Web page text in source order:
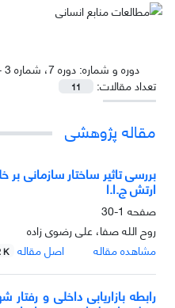
دوره و شماره:دوره 7، شماره 3 - شماره پیاپی 25، پاییز 1396
تعداد مقالات:
11
مقاله پژوهشی
بررسی تاثیر ساختار سازمانی
ارتش ج.ا.ا
صفحه 1-30
روح الله صفا، علی رضوی زاده
مشاهده مقاله
اصل مقاله K
رابطه بازاریابی داخلی و